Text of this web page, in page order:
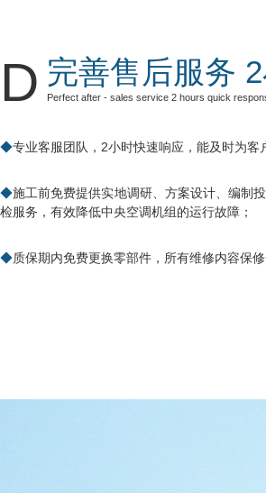
D 完善售后服务
Perfect after - sales service 2 hours quick
专业客服团队，2小时快速响应，能及时为
施工前免费提供实地调研、方案设计、编制
检服务，有效降低中央空调机组的运行故障；
质保期内免费更换零部件，所有维修内容保